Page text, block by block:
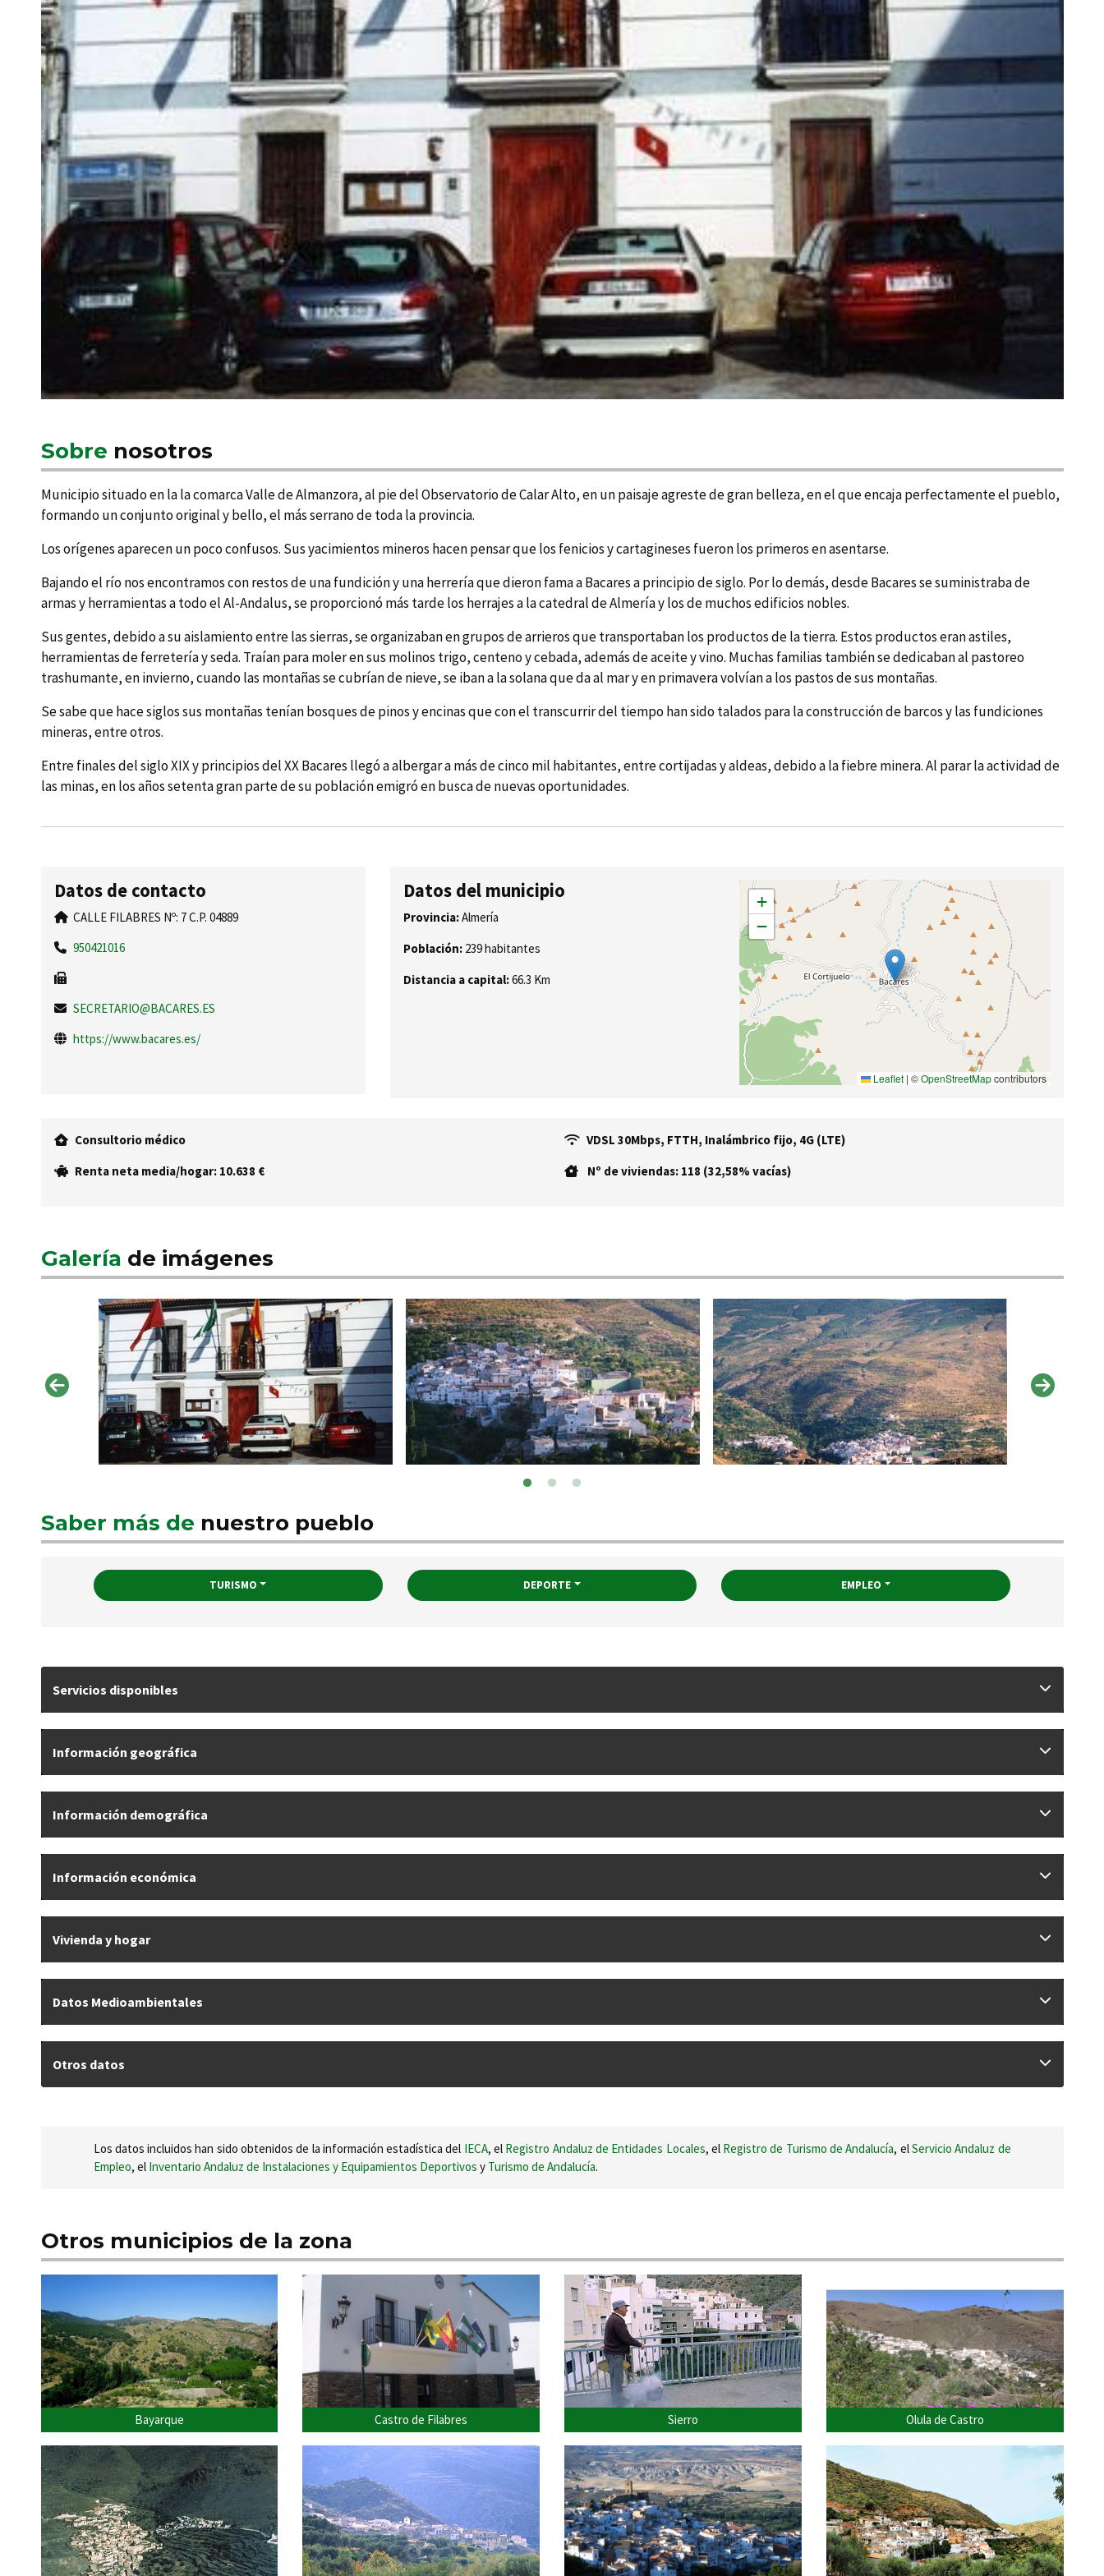
Sobre nosotros
Municipio situado en la la comarca Valle de Almanzora, al pie del Observatorio de Calar Alto, en un paisaje agreste de gran belleza, en el que encaja perfectamente el pueblo,
formando un conjunto original y bello, el más serrano de toda la provincia.
Los orí­genes aparecen un poco confusos. Sus yacimientos mineros hacen pensar que los fenicios y cartagineses fueron los primeros en asentarse.
Bajando el rí­o nos encontramos con restos de una fundición y una herrerí­a que dieron fama a Bacares a principio de siglo. Por lo demás, desde Bacares se suministraba de
armas y herramientas a todo el Al-Andalus, se proporcionó más tarde los herrajes a la catedral de Almerí­a y los de muchos edificios nobles.
Sus gentes, debido a su aislamiento entre las sierras, se organizaban en grupos de arrieros que transportaban los productos de la tierra. Estos productos eran astiles,
herramientas de ferreterí­a y seda. Traí­an para moler en sus molinos trigo, centeno y cebada, además de aceite y vino. Muchas familias también se dedicaban al pastoreo
trashumante, en invierno, cuando las montañas se cubrí­an de nieve, se iban a la solana que da al mar y en primavera volví­an a los pastos de sus montañas.
Se sabe que hace siglos sus montañas tení­an bosques de pinos y encinas que con el transcurrir del tiempo han sido talados para la construcción de barcos y las fundiciones
mineras, entre otros.
Entre finales del siglo XIX y principios del XX Bacares llegó a albergar a más de cinco mil habitantes, entre cortijadas y aldeas, debido a la fiebre minera. Al parar la actividad de
las minas, en los años setenta gran parte de su población emigró en busca de nuevas oportunidades.
Datos de contacto
CALLE FILABRES Nº: 7 C.P. 04889
950421016
SECRETARIO@BACARES.ES
https://www.bacares.es/
Datos del municipio
Provincia:Almería
Población:239 habitantes
Distancia a capital:66.3 Km
+
−
Leaflet | ©OpenStreetMapcontributors
Consultorio médico
VDSL 30Mbps, FTTH, Inalámbrico fijo, 4G (LTE)
Renta neta media/hogar: 10.638 €
Nº de viviendas: 118 (32,58% vacías)
Galería de imágenes
Saber más de nuestro pueblo
TURISMO DEPORTE EMPLEO
Servicios disponibles
Información geográfica
Información demográfica
Información económica
Vivienda y hogar
Datos Medioambientales
Otros datos
Los datos incluidos han sido obtenidos de la información estadística del IECA, el Registro Andaluz de Entidades Locales, el Registro de Turismo de Andalucía, elServicio Andaluz de
Empleo, el Inventario Andaluz de Instalaciones y Equipamientos Deportivos y Turismo de Andalucía.
Otros municipios de la zona
Bayarque Castro de Filabres Sierro Olula de Castro